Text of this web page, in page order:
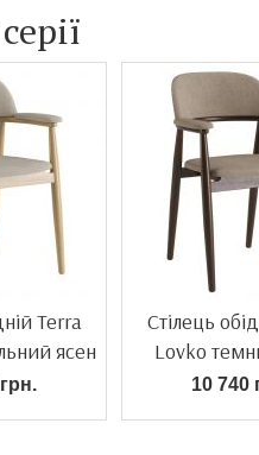
Terra
ясен
Стілець
Lovko
10 740